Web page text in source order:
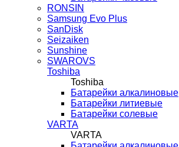
RONSIN
Samsung Evo Plus
SanDisk
Seizaiken
Sunshine
SWAROVS
Toshiba
Toshiba
Батарейки алкалиновые
Батарейки литиевые
Батарейки солевые
VARTA
VARTA